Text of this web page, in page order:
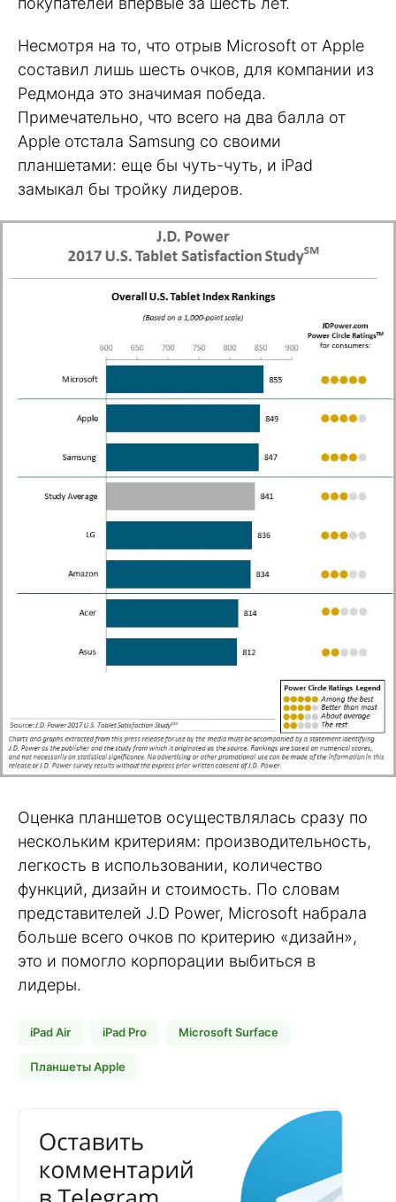
Несмотря на то, что отрыв Microsoft от Apple
составил лишь шесть очков, для компании из
Редмонда это значимая победа.
Примечательно, что всего на два балла от
Apple отстала Samsung со своими
планшетами: еще бы чуть-чуть, и iPad
замыкал бы тройку лидеров.
Оценка планшетов осуществлялась сразу по
нескольким критериям: производительность,
легкость в использовании, количество
функций, дизайн и стоимость. По словам
представителей J.D Power, Microsoft набрала
больше всего очков по критерию «дизайн»,
это и помогло корпорации выбиться в
лидеры.
iPad Air iPad Pro Microsoft Surface
Планшеты Apple